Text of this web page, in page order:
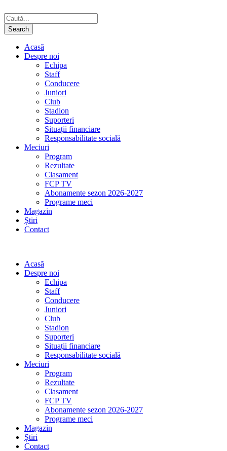
Acasă
Despre noi
Echipa
Staff
Conducere
Juniori
Club
Stadion
Suporteri
Situații financiare
Responsabilitate socială
Meciuri
Program
Rezultate
Clasament
FCP TV
Abonamente sezon 2026-2027
Programe meci
Magazin
Știri
Contact
Acasă
Despre noi
Echipa
Staff
Conducere
Juniori
Club
Stadion
Suporteri
Situații financiare
Responsabilitate socială
Meciuri
Program
Rezultate
Clasament
FCP TV
Abonamente sezon 2026-2027
Programe meci
Magazin
Știri
Contact